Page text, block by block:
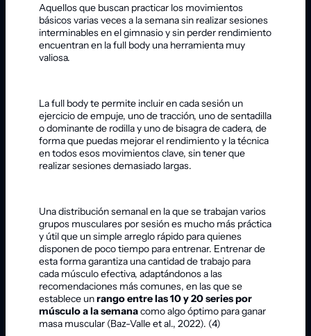
Aquellos que buscan practicar los movimientos
básicos varias veces a la semana sin realizar sesiones
interminables en el gimnasio y sin perder rendimiento
encuentran en la full body una herramienta muy
valiosa.
La full body te permite incluir en cada sesión un
ejercicio de empuje, uno de tracción, uno de sentadilla
o dominante de rodilla y uno de bisagra de cadera, de
forma que puedas mejorar el rendimiento y la técnica
en todos esos movimientos clave, sin tener que
realizar sesiones demasiado largas.
Una distribución semanal en la que se trabajan varios
grupos musculares por sesión es mucho más práctica
y útil que un simple arreglo rápido para quienes
disponen de poco tiempo para entrenar. Entrenar de
esta forma garantiza una cantidad de trabajo para
cada músculo efectiva, adaptándonos a las
recomendaciones más comunes, en las que se
establece unrango entre las 10 y 20 series por
músculo a la semanacomo algo óptimo para ganar
masa muscular (Baz-Valle et al., 2022). (4)